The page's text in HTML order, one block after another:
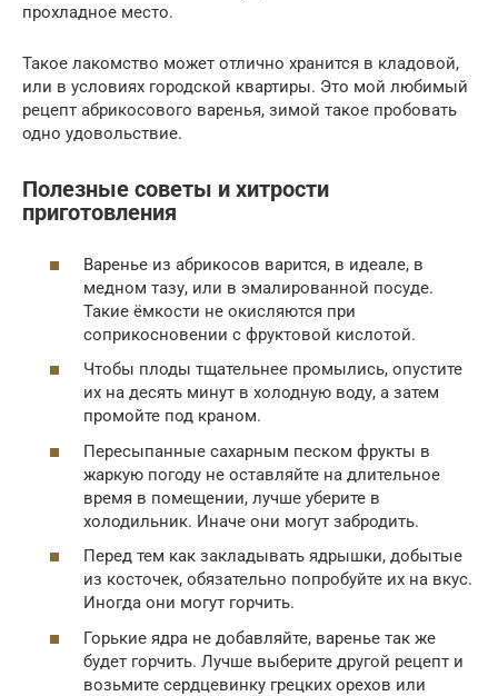
прохладное место.
Такое лакомство может отлично хранится в кладовой,
или в условиях городской квартиры. Это мой любимый
рецепт абрикосового варенья, зимой такое пробовать
одно удовольствие.
Полезные советы и хитрости
приготовления
Варенье из абрикосов варится, в идеале, в
медном тазу, или в эмалированной посуде.
Такие ёмкости не окисляются при
соприкосновении с фруктовой кислотой.
Чтобы плоды тщательнее промылись, опустите
их на десять минут в холодную воду, а затем
промойте под краном.
Пересыпанные сахарным песком фрукты в
жаркую погоду не оставляйте на длительное
время в помещении, лучше уберите в
холодильник. Иначе они могут забродить.
Перед тем как закладывать ядрышки, добытые
из косточек, обязательно попробуйте их на вкус.
Иногда они могут горчить.
Горькие ядра не добавляйте, варенье так же
будет горчить. Лучше выберите другой рецепт и
возьмите сердцевинку грецких орехов или